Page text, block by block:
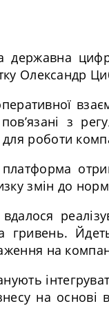
державна
Олександр
з
роботи
змін до
гривень.
на
на